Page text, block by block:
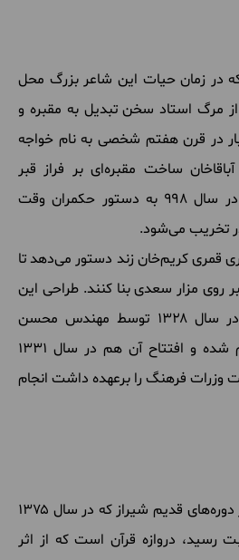
در زمان حیات این شاعر بزرگ محل
مرگ استاد سخن تبدیل به مقبره و
در قرن هفتم شخصی به نام خواجه
ساخت مقبره‌ای بر فراز قبر
سعدی را آغاز می‌کند که در سال ۹۹۸ به دستور حکمران وقت
تخریب می‌شود.
در سال ۱۱۸۷ هجری قمری کریم‌خان زند دستور می‌دهد تا
روی مزار سعدی بنا کنند. طراحی این
مجموعه به شکل کنونی در سال ۱۳۲۸ توسط مهندس محسن
فروغی و علی صادق انجام شده و افتتاح آن هم در سال ۱۳۳۱
فرهنگ را برعهده داشت انجام
از دروازه‌های به جا مانده از دوره‌های قدیم شیراز که در سال ۱۳۷۵
رسید، دروازه قرآن است که از اثر